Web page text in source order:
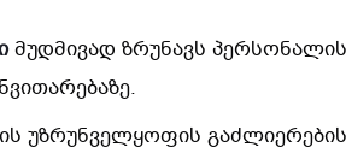
მუდმივად ზრუნავს
უზრუნველყოფის